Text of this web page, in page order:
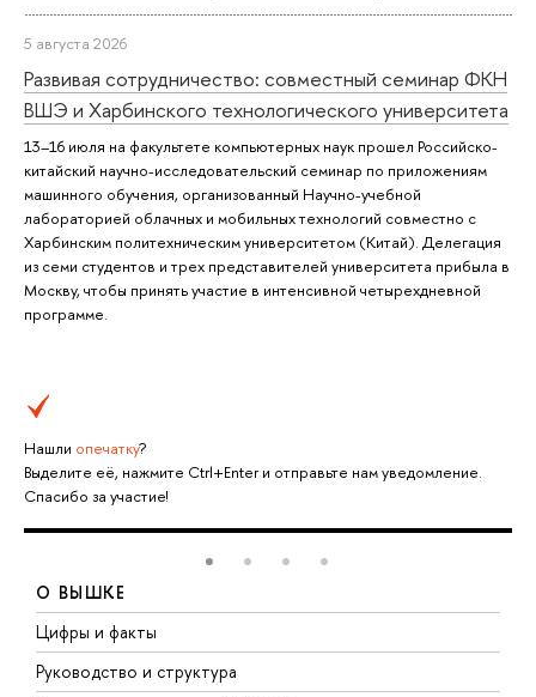
5 августа 2026
Развивая сотрудничество: совместный семинар ФКН
ВШЭ и Харбинского технологического университета
13–16 июля на факультете компьютерных наук прошел Российско-
китайский научно-исследовательский семинар по приложениям
машинного обучения, организованный Научно-учебной
лабораторией облачных и мобильных технологий совместно с
Харбинским политехническим университетом (Китай). Делегация
из семи студентов и трех представителей университета прибыла в
Москву, чтобы принять участие в интенсивной четырехдневной
программе.
Нашли опечатку?
Выделите её, нажмите Ctrl+Enter и отправьте нам уведомление.
Спасибо за участие!
О ВЫШКЕ
Цифры и факты
Руководство и структура